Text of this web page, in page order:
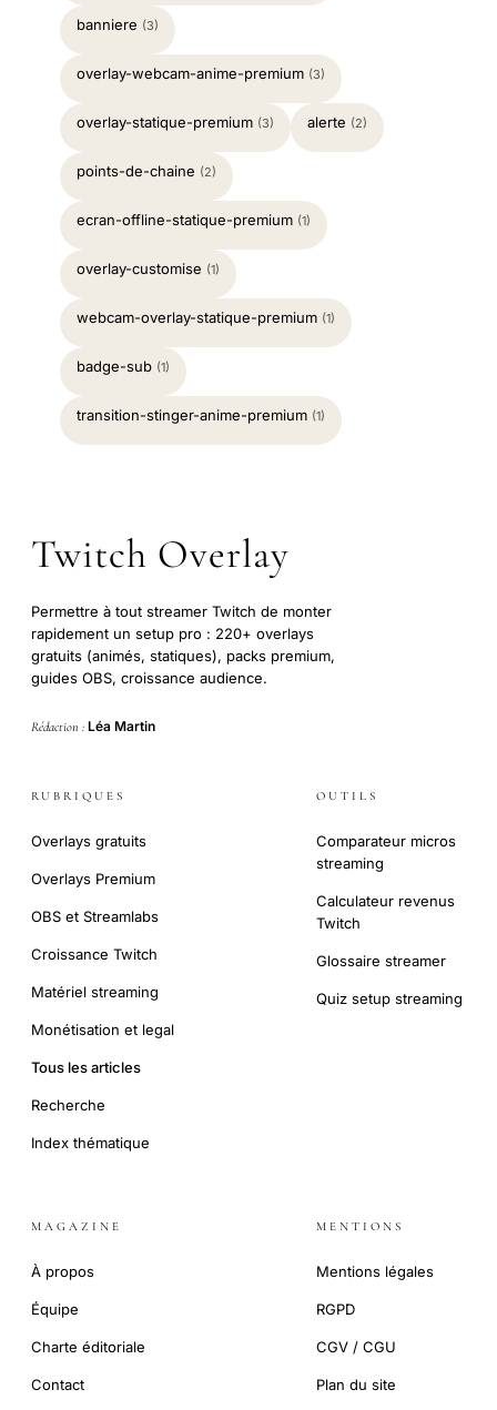
banniere (3)
overlay-webcam-anime-premium (3)
overlay-statique-premium (3) alerte (2)
points-de-chaine (2)
ecran-offline-statique-premium (1)
overlay-customise (1)
webcam-overlay-statique-premium (1)
badge-sub (1)
transition-stinger-anime-premium (1)
Twitch Overlay
Permettre à tout streamer Twitch de monter
rapidement un setup pro : 220+ overlays
gratuits (animés, statiques), packs premium,
guides OBS, croissance audience.
Rédaction : Léa Martin
RUBRIQUES
Overlays gratuits
Overlays Premium
OBS et Streamlabs
Croissance Twitch
Matériel streaming
Monétisation et legal
Tous les articles
Recherche
Index thématique
OUTILS
Comparateur micros
streaming
Calculateur revenus
Twitch
Glossaire streamer
Quiz setup streaming
MAGAZINE
À propos
Équipe
Charte éditoriale
Contact
MENTIONS
Mentions légales
RGPD
CGV / CGU
Plan du site